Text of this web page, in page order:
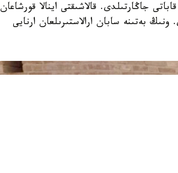
جاڭارتىلدى. قالاشىقتى اينالا قورشاعان
بەتىنە سابان ارالاستىرىلعان ارنايى